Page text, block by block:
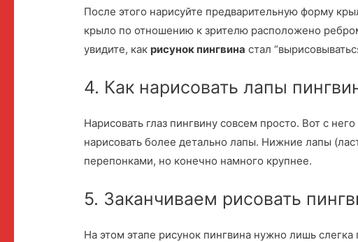
После этого нарисуйте предварительную форму
крыло по отношению к зрителю расположено
увидите, как рисунок пингвина стал
4. Как нарисовать лапы
Нарисовать глаз пингвину совсем просто. Вот с
нарисовать более детально лапы. Нижние лапы
перепонками, но конечно намного крупнее.
5. Заканчиваем рисовать
На этом этапе рисунок пингвина нужно лишь